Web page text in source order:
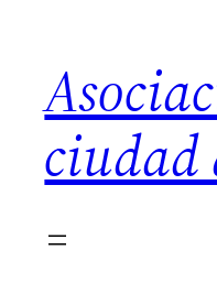
contenido
ciudad